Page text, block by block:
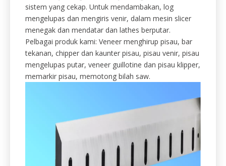
sistem yang cekap. Untuk mendambakan, log
mengelupas dan mengiris venir, dalam mesin slicer
menegak dan mendatar dan lathes berputar.
Pelbagai produk kami: Veneer menghirup pisau, bar
tekanan, chipper dan kaunter pisau, pisau venir, pisau
mengelupas putar, veneer guillotine dan pisau klipper,
memarkir pisau, memotong bilah saw.